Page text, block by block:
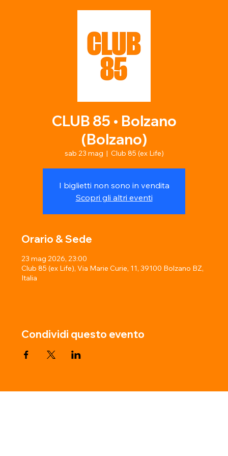
CLUB 85 • Bolzano
(Bolzano)
sab 23 mag
  |
Club 85 (ex Life)
I biglietti non sono in vendita
Scopri gli altri eventi
Orario & Sede
23 mag 2026, 23:00
Club 85 (ex Life), Via Marie Curie, 11, 39100 Bolzano BZ,
Italia
Condividi questo evento